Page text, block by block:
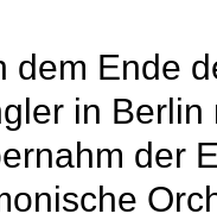
dem Ende
in
der